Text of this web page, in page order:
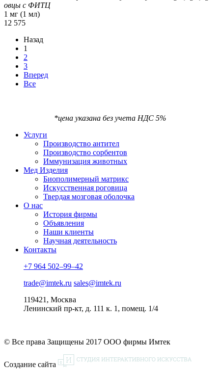
овцы с ФИТЦ
1 мг (1 мл)
12 575
Назад
1
2
3
Вперед
Все
*цена указана без учета НДС 5%
Услуги
Производство антител
Производство сорбентов
Иммунизация животных
Мед Изделия
Биополимерный матрикс
Искусственная роговица
Твердая мозговая оболочка
О нас
История фирмы
Объявления
Наши клиенты
Научная деятельность
Контакты
+7 964 502–99–42
trade@imtek.ru sales@imtek.ru
119421, Москва
Ленинский пр-кт, д. 111 к. 1, помещ. 1/4
© Все права Защищены 2017 ООО фирмы Имтек
Создание сайта